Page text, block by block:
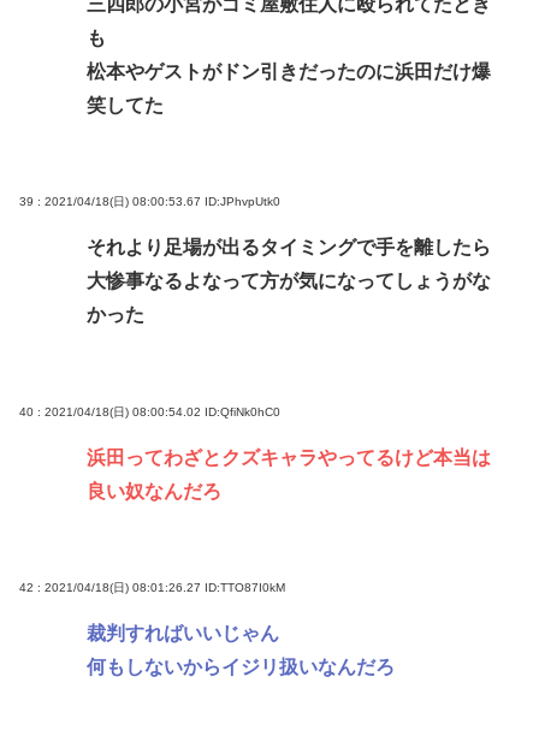
も
松本やゲストがドン引きだったのに浜田だけ爆
笑してた
39 : 2021/04/18(日) 08:00:53.67 ID:JPhvpUtk0
それより足場が出るタイミングで手を離したら
大惨事なるよなって方が気になってしょうがな
かった
40 : 2021/04/18(日) 08:00:54.02 ID:QfiNk0hC0
浜田ってわざとクズキャラやってるけど本当は
良い奴なんだろ
42 : 2021/04/18(日) 08:01:26.27 ID:TTO87I0kM
裁判すればいいじゃん
何もしないからイジリ扱いなんだろ